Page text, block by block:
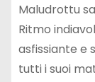
Maludrottu
Ritmo
asfissiante e
tutti i suoi